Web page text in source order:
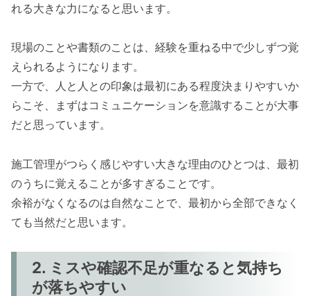
れる大きな力になると思います。
現場のことや書類のことは、経験を重ねる中で少しずつ覚
えられるようになります。
一方で、人と人との印象は最初にある程度決まりやすいか
らこそ、まずはコミュニケーションを意識することが大事
だと思っています。
施工管理がつらく感じやすい大きな理由のひとつは、最初
のうちに覚えることが多すぎることです。
余裕がなくなるのは自然なことで、最初から全部できなく
ても当然だと思います。
2. ミスや確認不足が重なると気持ち
が落ちやすい